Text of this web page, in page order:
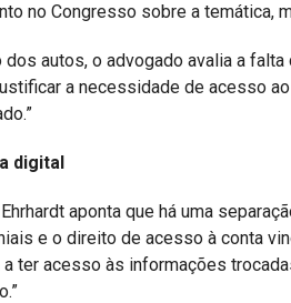
no Congresso sobre a temática,
dos autos, o advogado avalia a
a necessidade de acesso
digital
aponta que há uma
e o direito de acesso à conta
ter acesso às informações